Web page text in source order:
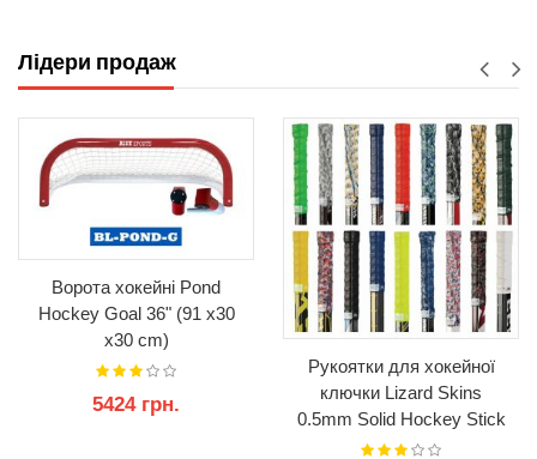
Лідери продаж
Ворота хокейні Pond
Hockey Goal 36" (91 x30
x30 cm)
5424 грн.
Рукоятки для хокейної
ключки Lizard Skins
0.5mm Solid Hockey Stick
Grip Tape-99см.